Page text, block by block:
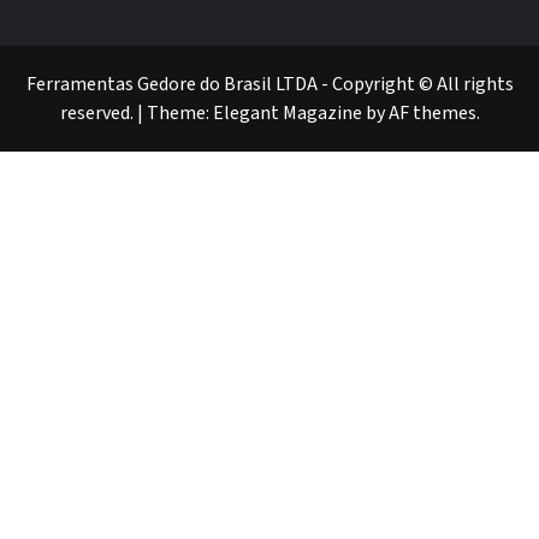
Ferramentas Gedore do Brasil LTDA - Copyright © All rights
reserved. | Theme: Elegant Magazine byAF themes.